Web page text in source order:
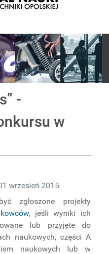
-
w
wrzesień 2015
zgłoszone projekty
, jeśli wyniki ich
lub przyjęte do
naukowych, części A
naukowych lub w